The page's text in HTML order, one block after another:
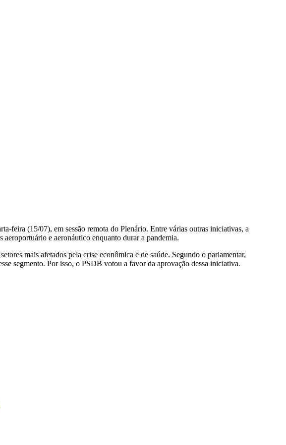
feira (15/07), em sessão remota do Plenário. Entre várias outras iniciativas, a
aeroportuário e aeronáutico enquanto durar a pandemia.
mais afetados pela crise econômica e de saúde. Segundo o parlamentar,
segmento. Por isso, o PSDB votou a favor da aprovação dessa iniciativa.